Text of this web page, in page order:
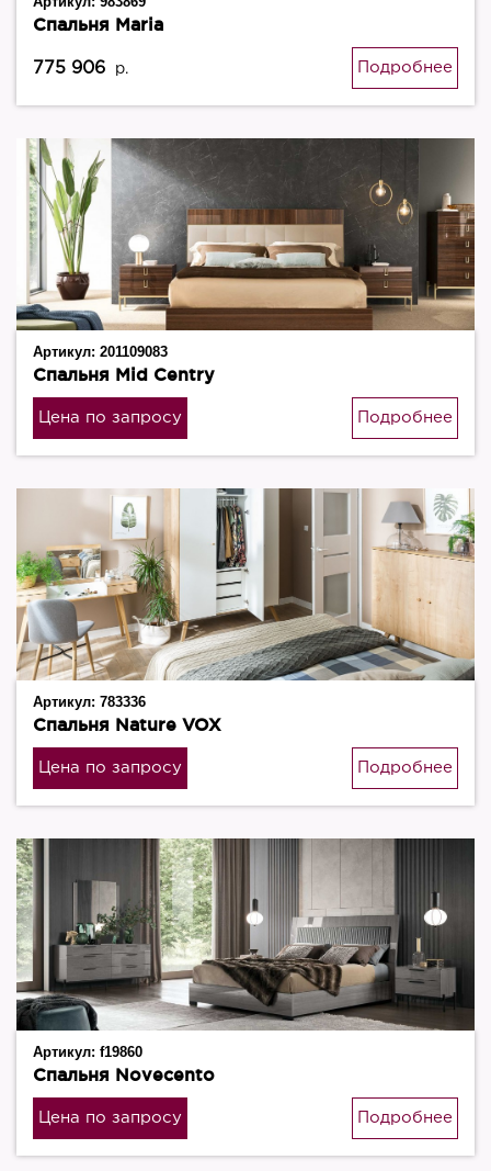
Спальня Maria
775 906 р. Подробнее
Артикул: 201109083
Спальня Mid Centry
Цена по запросу Подробнее
Артикул: 783336
Спальня Nature VOX
Цена по запросу Подробнее
Артикул: f19860
Спальня Novecento
Цена по запросу Подробнее